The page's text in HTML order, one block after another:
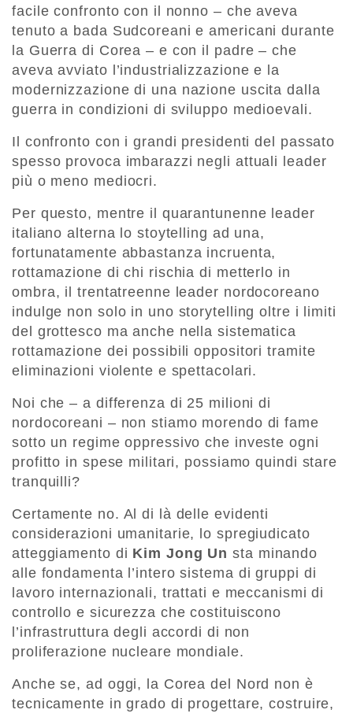
facile confronto con il nonno – che aveva
tenuto a bada Sudcoreani e americani durante
la Guerra di Corea – e con il padre – che
aveva avviato l’industrializzazione e la
modernizzazione di una nazione uscita dalla
guerra in condizioni di sviluppo medioevali.
Il confronto con i grandi presidenti del passato
spesso provoca imbarazzi negli attuali leader
più o meno mediocri.
Per questo, mentre il quarantunenne leader
italiano alterna lo stoytelling ad una,
fortunatamente abbastanza incruenta,
rottamazione di chi rischia di metterlo in
ombra, il trentatreenne leader nordocoreano
indulge non solo in uno storytelling oltre i limiti
del grottesco ma anche nella sistematica
rottamazione dei possibili oppositori tramite
eliminazioni violente e spettacolari.
Noi che – a differenza di 25 milioni di
nordocoreani – non stiamo morendo di fame
sotto un regime oppressivo che investe ogni
profitto in spese militari, possiamo quindi stare
tranquilli?
Certamente no. Al di là delle evidenti
considerazioni umanitarie, lo spregiudicato
atteggiamento di Kim Jong Un sta minando
alle fondamenta l’intero sistema di gruppi di
lavoro internazionali, trattati e meccanismi di
controllo e sicurezza che costituiscono
l’infrastruttura degli accordi di non
proliferazione nucleare mondiale.
Anche se, ad oggi, la Corea del Nord non è
tecnicamente in grado di progettare, costruire,